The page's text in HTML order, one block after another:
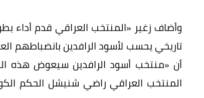
وأضاف زغير «المنتخب العراقي قدم أداء
تاريخي يحسب لأسود الرافدين بانضباطهم
أن «منتخب أسود الرافدين سيعوض هذه
المنتخب العراقي راضي شنيشل الحكم